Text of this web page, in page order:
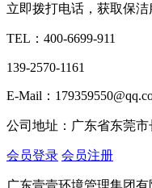
立即拨打电话，获取保洁
TEL： 400-6699-911
139-2570-1161
E-Mail：
公司地址：广东省东莞
会员登录 会员注册
广东壹壹环境管理集团